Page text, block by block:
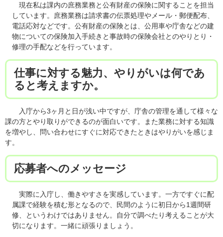
現在私は課内の庶務業務と公有財産の保険に関することを担当
しています。庶務業務は請求書の伝票処理やメール・郵便配布、
電話応対などです。公有財産の保険とは、公用車や庁舎などの建
物についての保険加入手続きと事故時の保険会社とのやりとり・
修理の手配などを行っています。
仕事に対する魅力、やりがいは何であ
ると考えますか。
​ 入庁から3ヶ月と日が浅い中ですが、庁舎の管理を通して様々な
課の方とやり取りができるのが面白いです。また業務に対する知識
を増やし、問い合わせにすぐに対応できたときはやりがいを感じま
す。
応募者へのメッセージ
実際に入庁し、働きやすさを実感しています。一方ですぐに配
属課で経験を積む形となるので、民間のように初日から1週間研
修、というわけではありません。自分で調べたり考えることが大
切になります。一緒に頑張りましょう。